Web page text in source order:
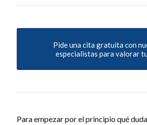
Pide una cita gratuita con
especialistas para valorar
Para empezar por el principio qué